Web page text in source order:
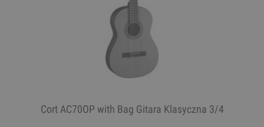
Cort AC70OP with Bag Gitara Klasyczna 3/4